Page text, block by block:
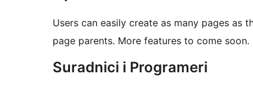
Users can easily create as many pages as
page parents. More features to come soon.
Suradnici i Programeri